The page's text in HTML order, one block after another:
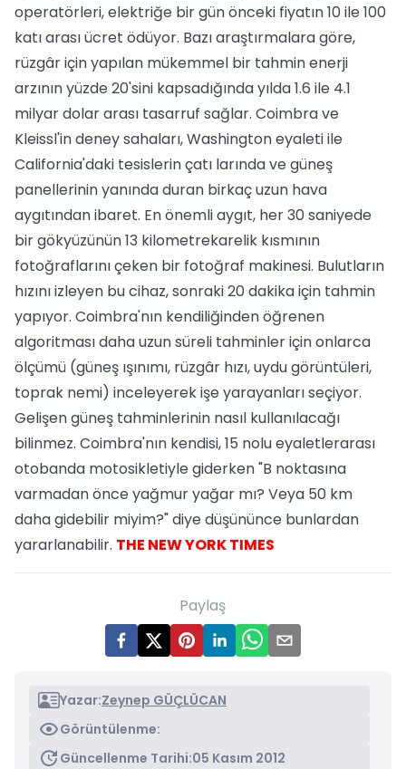
operatörleri, elektriğe bir gün önceki fiyatın 10 ile 100
katı arası ücret ödüyor. Bazı araştırmalara göre,
rüzgâr için yapılan mükemmel bir tahmin enerji
arzının yüzde 20'sini kapsadığında yılda 1.6 ile 4.1
milyar dolar arası tasarruf sağlar. Coimbra ve
Kleissl'in deney sahaları, Washington eyaleti ile
California'daki tesislerin çatı larında ve güneş
panellerinin yanında duran birkaç uzun hava
aygıtından ibaret. En önemli aygıt, her 30 saniyede
bir gökyüzünün 13 kilometrekarelik kısmının
fotoğraflarını çeken bir fotoğraf makinesi. Bulutların
hızını izleyen bu cihaz, sonraki 20 dakika için tahmin
yapıyor. Coimbra'nın kendiliğinden öğrenen
algoritması daha uzun süreli tahminler için onlarca
ölçümü (güneş ışınımı, rüzgâr hızı, uydu görüntüleri,
toprak nemi) inceleyerek işe yarayanları seçiyor.
Gelişen güneş tahminlerinin nasıl kullanılacağı
bilinmez. Coimbra'nın kendisi, 15 nolu eyaletlerarası
otobanda motosikletiyle giderken "B noktasına
varmadan önce yağmur yağar mı? Veya 50 km
daha gidebilir miyim?" diye düşününce bunlardan
yararlanabilir. THE NEW YORK TIMES
Paylaş
Yazar:Zeynep GÜÇLÜCAN
Görüntülenme:
Güncellenme Tarihi:05 Kasım 2012